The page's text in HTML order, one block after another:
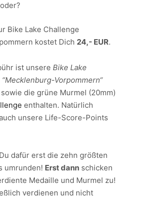
Bike Lake Challenge
kostet Dich 24,- EUR.
ist unsere Bike Lake
Vorpommern“
sowie die grüne Murmel (20mm)
enthalten. Natürlich
unsere Life-Score-Points
dafür erst die zehn größten
umrunden! Erst dann schicken
Medaille und Murmel zu!
verdienen und nicht